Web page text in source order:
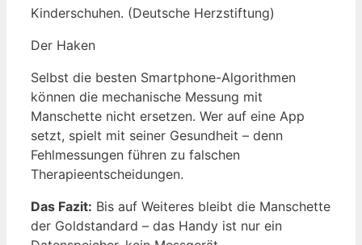
Kinderschuhen. (Deutsche Herzstiftung)
Der Haken
Selbst die besten Smartphone-Algorithmen
können die mechanische Messung mit
Manschette nicht ersetzen. Wer auf eine App
setzt, spielt mit seiner Gesundheit – denn
Fehlmessungen führen zu falschen
Therapieentscheidungen.
Das Fazit: Bis auf Weiteres bleibt die Manschette
der Goldstandard – das Handy ist nur ein